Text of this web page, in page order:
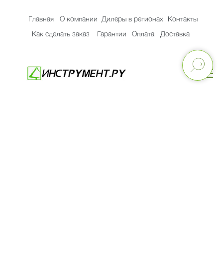
Главная
О компании
Оплата
Гарантии
Контакты
Как сделать заказ
Доставка
Дилеры в регионах